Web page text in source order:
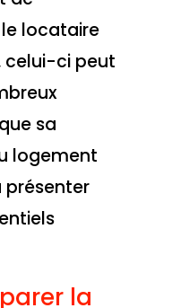
locataire
celui-ci peut
sa
logement
la